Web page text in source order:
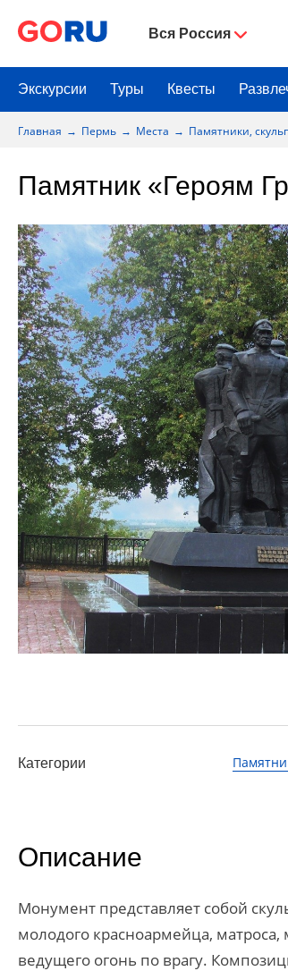
Вся Россия
Экскурсии Туры Квесты
Главная Пермь Места Памятники,
Памятник «Героям
Категории
Описание
Монумент представляет собой
молодого красноармейца,
ведущего огонь по врагу.